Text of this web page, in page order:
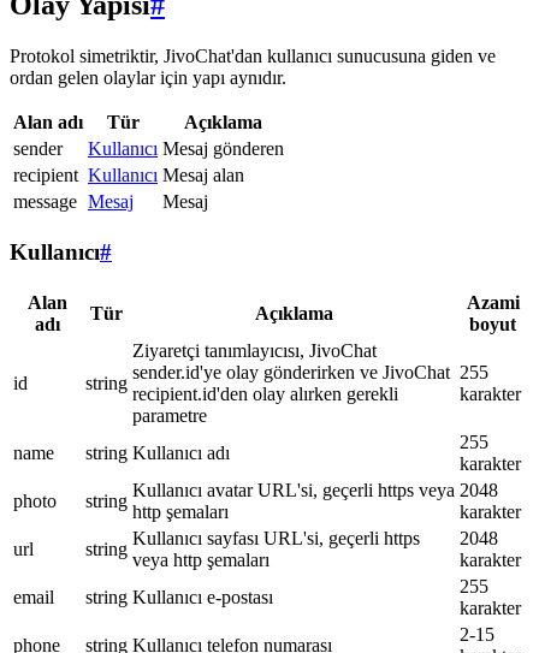
Protokol simetriktir, JivoChat'dan kullanıcı sunucusuna giden ve
ordan gelen olaylar için yapı aynıdır.
Alan adı Tür
Açıklama
sender
Kullanıcı Mesaj gönderen
recipient Kullanıcı Mesaj alan
message Mesaj Mesaj
Kullanıcı#
Alan
adı
Tür Açıklama
Azami
boyut
id string
Ziyaretçi tanımlayıcısı, JivoChat
sender.id'ye olay gönderirken ve JivoChat
recipient.id'den olay alırken gerekli
parametre
255
karakter
name string Kullanıcı adı
255
karakter
photo
string
Kullanıcı avatar URL'si, geçerli https veya
http şemaları
2048
karakter
url
string
Kullanıcı sayfası URL'si, geçerli https
veya http şemaları
2048
karakter
email
string Kullanıcı e-postası
255
karakter
phone
string Kullanıcı telefon numarası
2-15